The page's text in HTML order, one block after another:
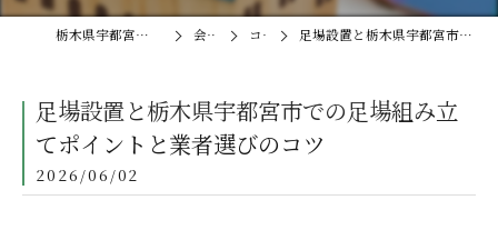
栃木県宇都宮の外壁塗装なら株式会社義縁 会社概要 コラム 足場設置と栃木県宇都宮市での足場組み立てポイントと業者選びのコツ
足場設置と栃木県宇都宮市での足場組み立
てポイントと業者選びのコツ
2026/06/02